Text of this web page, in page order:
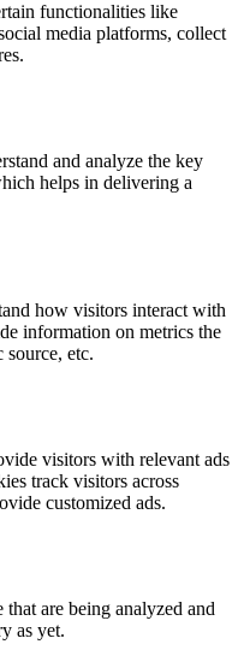
functionalities like
media platforms, collect
and analyze the key
helps in delivering a
how visitors interact with
information on metrics the
etc.
visitors with relevant ads
track visitors across
customized ads.
are being analyzed and
as yet.